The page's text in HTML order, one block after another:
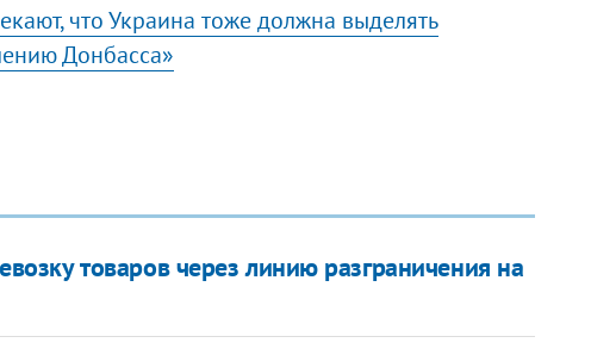
что Украина тоже должна выделять
Донбасса»
товаров через линию разграничения на